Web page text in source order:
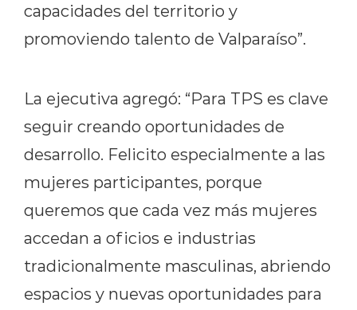
capacidades del territorio y
promoviendo talento de Valparaíso”.
La ejecutiva agregó: “Para TPS es clave
seguir creando oportunidades de
desarrollo. Felicito especialmente a las
mujeres participantes, porque
queremos que cada vez más mujeres
accedan a oficios e industrias
tradicionalmente masculinas, abriendo
espacios y nuevas oportunidades para